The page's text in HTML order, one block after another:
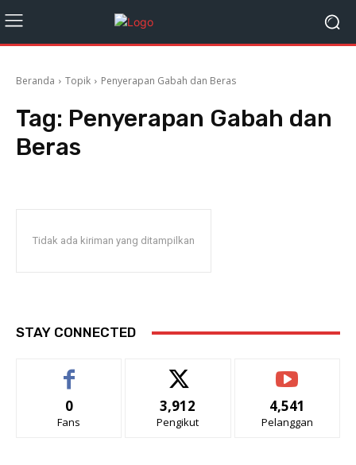
Beranda Topik Penyerapan Gabah dan Beras
Tag: Penyerapan Gabah dan
Beras
Tidak ada kiriman yang ditampilkan
STAY CONNECTED
0
Fans
3,912
Pengikut
4,541
Pelanggan